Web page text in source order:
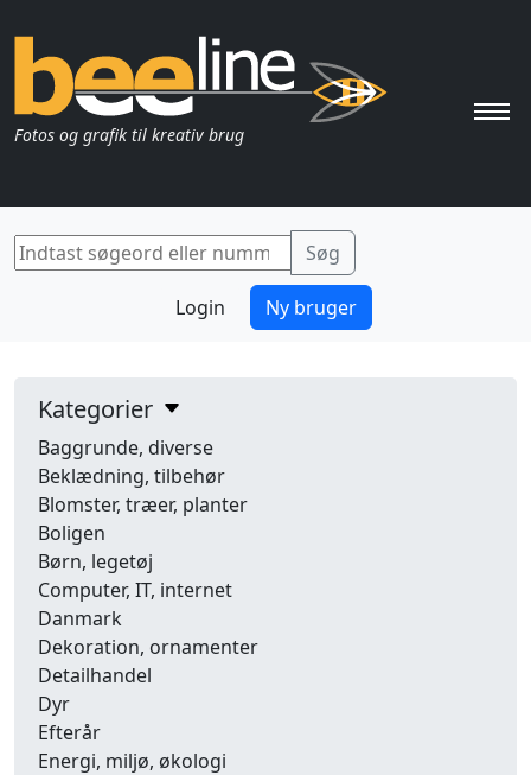
Fotos og grafik til kreativ brug
Login Ny bruger
Kategorier
Baggrunde, diverse
Beklædning, tilbehør
Blomster, træer, planter
Boligen
Børn, legetøj
Computer, IT, internet
Danmark
Dekoration, ornamenter
Detailhandel
Dyr
Efterår
Energi, miljø, økologi